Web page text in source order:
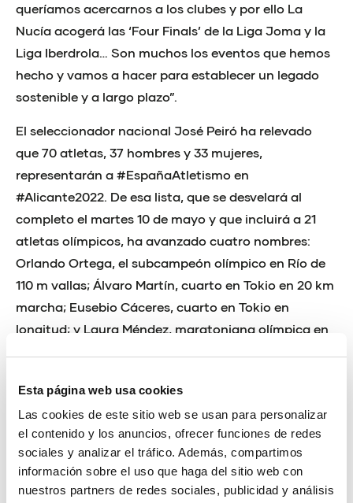
Esta página web usa cookies
Las cookies de este sitio web se usan para personalizar
el contenido y los anuncios, ofrecer funciones de redes
sociales y analizar el tráfico. Además, compartimos
información sobre el uso que haga del sitio web con
nuestros partners de redes sociales, publicidad y análisis
queríamos acercarnos a los clubes y por ello La
Nucía acogerá las ‘Four Finals’ de la Liga Joma y la
Liga Iberdrola… Son muchos los eventos que hemos
hecho y vamos a hacer para establecer un legado
sostenible y a largo plazo”.
El seleccionador nacional José Peiró ha relevado
que 70 atletas, 37 hombres y 33 mujeres,
representarán a #EspañaAtletismo en
#Alicante2022. De esa lista, que se desvelará al
completo el martes 10 de mayo y que incluirá a 21
atletas olímpicos, ha avanzado cuatro nombres:
Orlando Ortega, el subcampeón olímpico en Río de
110 m vallas; Álvaro Martín, cuarto en Tokio en 20 km
marcha; Eusebio Cáceres, cuarto en Tokio en
longitud; y Laura Méndez, maratoniana olímpica en
que despierta entre los atletas españoles vestir la
camiseta de la selección nacional. “El teléfono me
vibra continuamente con llamadas o mensajes de
atletas preguntándome si van a competir en esta o